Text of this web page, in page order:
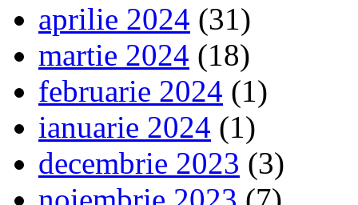
aprilie 2024 (31)
martie 2024 (18)
februarie 2024 (1)
ianuarie 2024 (1)
decembrie 2023 (3)